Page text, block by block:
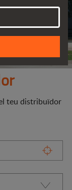
teu distribuïdor